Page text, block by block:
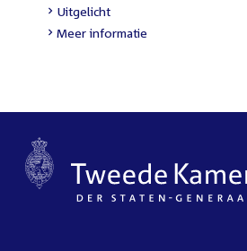
link:
External
link:
Uitgelicht
Meer informatie